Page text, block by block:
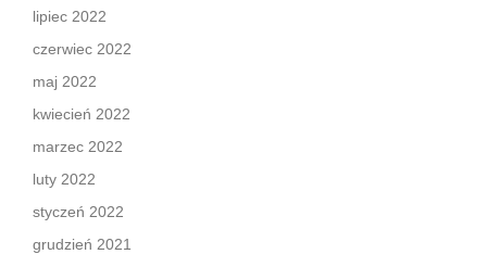
lipiec 2022
czerwiec 2022
maj 2022
kwiecień 2022
marzec 2022
luty 2022
styczeń 2022
grudzień 2021